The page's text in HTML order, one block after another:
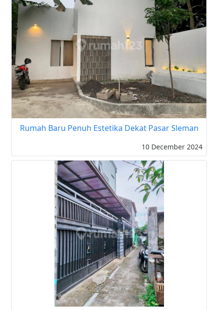
Rumah Baru Penuh Estetika Dekat Pasar Sleman
10 December 2024